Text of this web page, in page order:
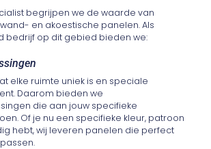
begrijpen we de waarde van
en akoestische panelen. Als
bedrijf op dit gebied bieden we:
elke ruimte uniek is en speciale
Daarom bieden we
die aan jouw specifieke
Of je nu een specifieke kleur, patroon
hebt, wij leveren panelen die perfect